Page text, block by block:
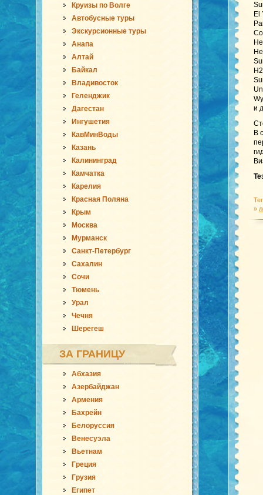
Круизы по Волге
Автобусные туры
Экскурсионные туры
Анапа
Алтай
Байкал
Владивосток
Геленджик
Дагестан
Ингушетия
КавМинВоды
Казань
Калининград
Камчатка
Карелия
Красная Поляна
Крым
Москва
Мурманск
Санкт-Петербург
Сахалин
Сочи
Тюмень
Урал
Чечня
Шерегеш
ЗА ГРАНИЦУ
Абхазия
Азербайджан
Армения
Бахрейн
Белоруссия
Венесуэла
Вьетнам
Греция
Грузия
Египет
El
и
В
»